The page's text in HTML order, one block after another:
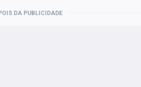
DA PUBLICIDADE